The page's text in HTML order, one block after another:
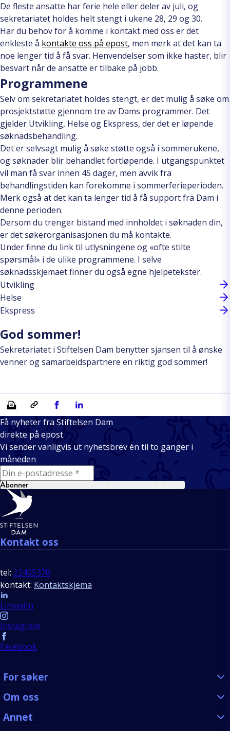
De fleste ansatte har ferie hele eller deler av juli, og
sekretariatet holdes helt stengt i ukene 28, 29 og 30.
Har du behov for å komme i kontakt med oss er det
enkleste å kontakte oss på epost, men merk at det kan ta
noe lenger tid å få svar. Henvendelser som ikke haster, blir
besvart når de ansatte er tilbake på jobb.
Programmene
Selv om sekretariatet holdes stengt, er det mulig å søke om
prosjektstøtte gjennom tre av Dams programmer. Det
gjelder Utvikling, Helse og Ekspress, der det er løpende
søknadsbehandling.
Det er selvsagt mulig å søke støtte også i sommerukene,
og søknader blir behandlet fortløpende. I utgangspunktet
vil man få svar innen 45 dager, men avvik fra
behandlingstiden kan forekomme i sommerferieperioden.
Merk også at det kan ta lenger tid å få support fra Dam i
denne perioden.
Dersom du trenger bistand med innholdet i søknaden din,
er det søkerorganisasjonen du må kontakte.
Under finne du link til utlysningene og «ofte stilte
spørsmål» i de ulike programmene. I selve
søknadsskjemaet finner du også egne hjelpetekster.
Utvikling
Helse
Ekspress
God sommer!
Sekretariatet i Stiftelsen Dam benytter sjansen til å ønske
venner og samarbeidspartnere en riktig god sommer!
Skriv ut Kopiera länkDel på Facebook
Del på Linkedin
Få nyheter fra Stiftelsen Dam
direkte på epost
Vi sender vanligvis ut nyhetsbrev én til to ganger i
måneden
E-mail
Abonner
Bunntekst
Kontakt oss
tel: 22405370
kontakt: Kontaktskjema
Follow us
LinkedIn
Instagram
Facebook
For søker
Om oss
Annet